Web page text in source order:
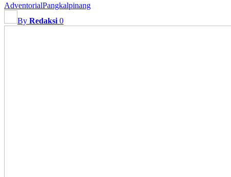
AdventorialPangkalpinang
By Redaksi 0